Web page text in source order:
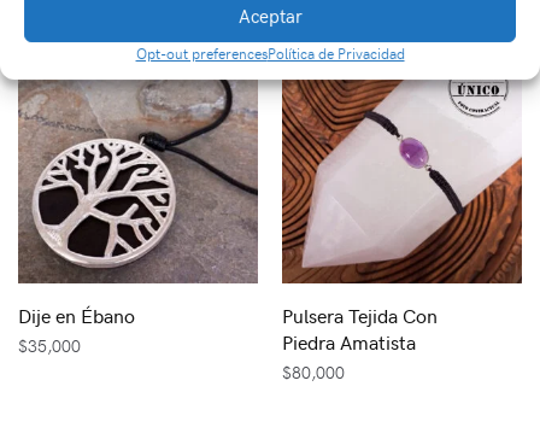
Aceptar
Opt-out preferencesPolítica de Privacidad
Dije en Ébano
$35,000
Pulsera Tejida Con
Piedra Amatista
$80,000